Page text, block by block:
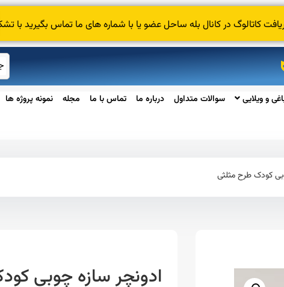
کاتالوگ در کانال بله ساحل عضو یا با شماره های ما تماس بگیرید با
و ویلایی سوالات متداول درباره ما تماس با ما مجله نمونه پروژه ها
کودک طرح مثلثی
ادونچر سازه چوبی